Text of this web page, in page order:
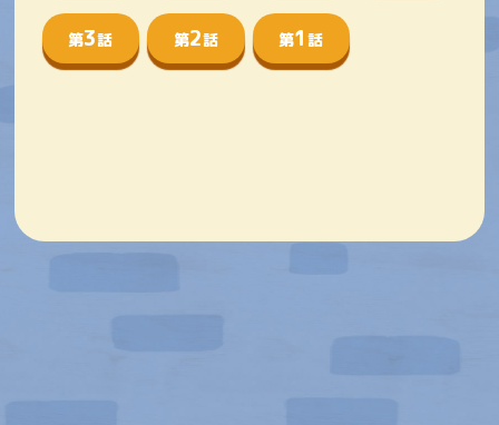
第3話 第2話 第1話